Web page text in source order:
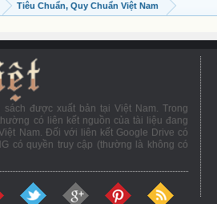
Tiêu Chuẩn, Quy Chuẩn Việt Nam
được xuất bản tại Việt Nam. Trong
có liên kết nguồn của tài liệu đang
Nam. Đối với liên kết Google Drive có
có quyền truy cập (thường là không có